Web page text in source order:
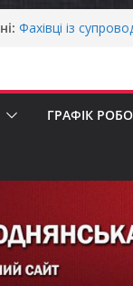
Фахівці із
Городнянська
ГРАФІК